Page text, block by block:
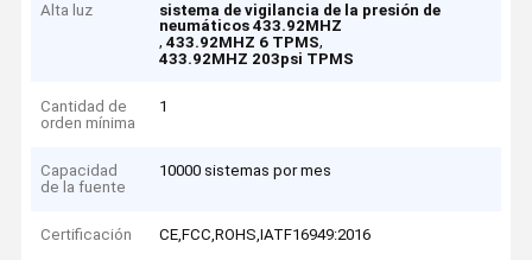
Alta luz
sistema de vigilancia de la presión de
neumáticos 433.92MHZ
,433.92MHZ 6 TPMS,
433.92MHZ 203psi TPMS
Cantidad de
orden mínima
1
Capacidad
de la fuente
10000 sistemas por mes
Certificación CE,FCC,ROHS,IATF16949:2016